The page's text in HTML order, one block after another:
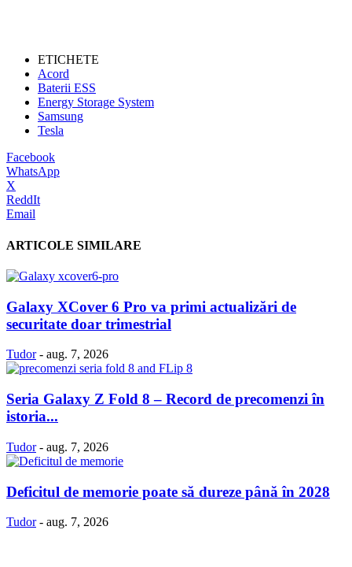
ETICHETE
Acord
Baterii ESS
Energy Storage System
Samsung
Tesla
Facebook
WhatsApp
X
ReddIt
Email
ARTICOLE SIMILARE
Galaxy XCover 6 Pro va primi actualizări de
securitate doar trimestrial
Tudor - aug. 7, 2026
Seria Galaxy Z Fold 8 – Record de precomenzi în
istoria...
Tudor - aug. 7, 2026
Deficitul de memorie poate să dureze până în 2028
Tudor - aug. 7, 2026